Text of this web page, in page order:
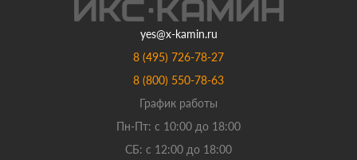
yes@x-kamin.ru
8 (495) 726-78-27
8 (800) 550-78-63
График работы
Пн-Пт: с 10:00 до 18:00
СБ: с 12:00 до 18:00